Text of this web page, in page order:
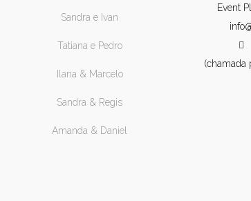
Sandra e Ivan
Tatiana e Pedro
Ilana & Marcelo
Sandra & Regis
Amanda & Daniel
Event
(chamada